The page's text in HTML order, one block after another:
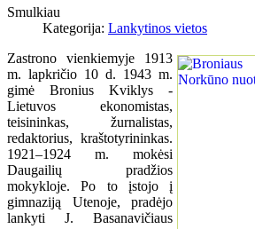
Smulkiau
Kategorija: Lankytinos vietos
Zastrono vienkiemyje 1913
m. lapkričio 10 d. 1943 m.
gimė Bronius Kviklys -
Lietuvos ekonomistas,
teisininkas, žurnalistas,
redaktorius, kraštotyrininkas.
1921–1924 m. mokėsi
Daugailių pradžios
mokykloje. Po to įstojo į
gimnaziją Utenoje, pradėjo
lankyti J. Basanavičiaus